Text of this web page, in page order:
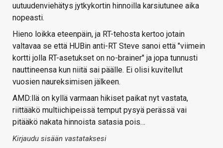
uutuudenviehätys jytkykortin hinnoilla karsiutunee aika
nopeasti.
Hieno loikka eteenpäin, ja RT-tehosta kertoo jotain
valtavaa se että HUBin anti-RT Steve sanoi että "viimein
kortti jolla RT-asetukset on no-brainer" ja jopa tunnusti
nauttineensa kun niitä sai päälle. Ei olisi kuvitellut
vuosien naureksimisen jälkeen.
AMD:llä on kyllä varmaan hikiset paikat nyt vastata,
riittääkö multiichipeissä temput pysyä perässä vai
pitääkö nakata hinnoista satasia pois…
Kirjaudu sisään vastataksesi